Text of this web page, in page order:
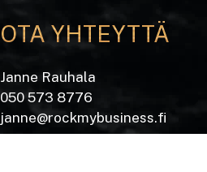
OTA YHTEYTTÄ
Janne Rauhala
050 573 8776
janne@rockmybusiness.fi